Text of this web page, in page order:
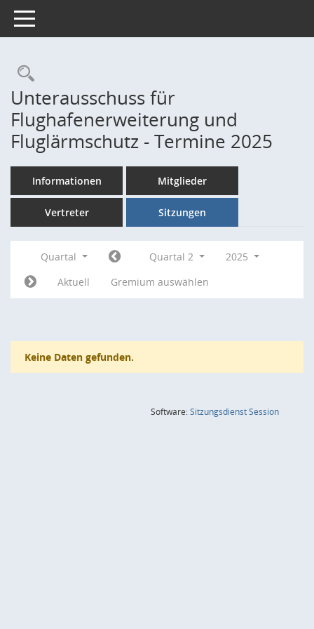
Toggle navigation
Rechercheauswahl
Unterausschuss für
Flughafenerweiterung und
Fluglärmschutz - Termine 2025
Informationen Mitglieder
Vertreter Sitzungen
Quartal Quartal 2
2025
Aktuell
Gremium auswählen
Keine Daten gefunden.
Software:SitzungsdienstSession(Wird in